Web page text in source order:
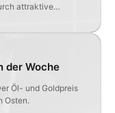
attraktive
der Woche
Öl- und Goldpreis
Osten.